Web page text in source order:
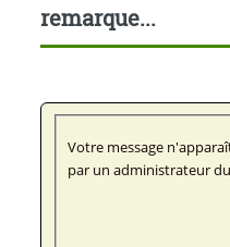
remarque...
Votre message
par un administrateur